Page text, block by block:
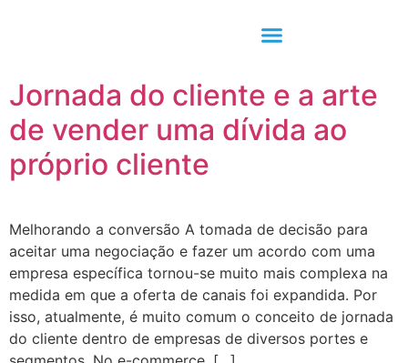
Jornada do cliente e a arte
de vender uma dívida ao
próprio cliente
Melhorando a conversão A tomada de decisão para
aceitar uma negociação e fazer um acordo com uma
empresa específica tornou-se muito mais complexa na
medida em que a oferta de canais foi expandida. Por
isso, atualmente, é muito comum o conceito de jornada
do cliente dentro de empresas de diversos portes e